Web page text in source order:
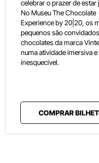
celebrar o prazer de estar
No Museu The Chocolate
Experience by 20|20, os
pequenos são
chocolates da marca
numa atividade imersiva e
inesquecível.
COMPRAR